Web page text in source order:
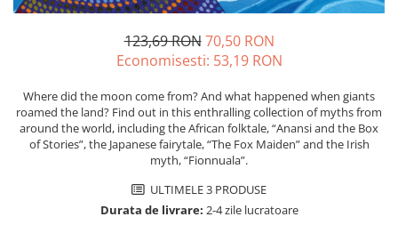
123,69 RON 70,50 RON
Economisesti: 53,19 RON
Where did the moon come from? And what happened when giants
roamed the land? Find out in this enthralling collection of myths from
around the world, including the African folktale, “Anansi and the Box
of Stories”, the Japanese fairytale, “The Fox Maiden” and the Irish
myth, “Fionnuala”.
ULTIMELE 3 PRODUSE
Durata de livrare: 2-4 zile lucratoare